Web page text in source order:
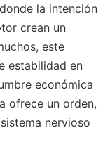
la intención
crean un
este
estabilidad en
económica
ofrece un orden,
nervioso